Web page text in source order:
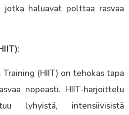
haluavat polttaa rasvaa
:
(HIIT) on tehokas tapa
nopeasti. HIIT-harjoittelu
lyhyistä, intensiivisistä